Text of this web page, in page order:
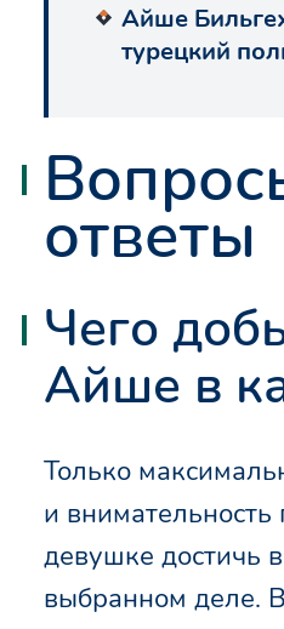
Айше
турецкий
ответы
Чего
Айше в
Только
и
девушке достичь
выбранном деле.